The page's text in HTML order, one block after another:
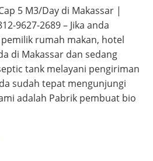
5 M3/Day di Makassar |
9627-2689 – Jika anda
rumah makan, hotel
di Makassar dan sedang
tank melayani pengiriman
sudah tepat mengunjungi
adalah Pabrik pembuat bio